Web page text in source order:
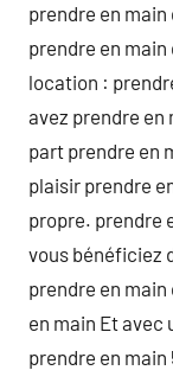
prendre en
prendre en
location :
avez prendre en
part prendre en
plaisir prendre
propre. prendre
vous bénéficiez
prendre en
en main Et avec
prendre en main